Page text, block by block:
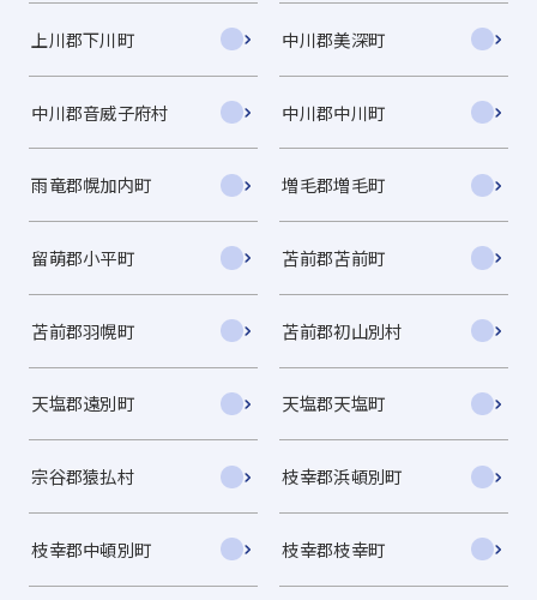
上川郡下川町 中川郡美深町
中川郡音威子府村 中川郡中川町
雨竜郡幌加内町 増毛郡増毛町
留萌郡小平町 苫前郡苫前町
苫前郡羽幌町 苫前郡初山別村
天塩郡遠別町 天塩郡天塩町
宗谷郡猿払村 枝幸郡浜頓別町
枝幸郡中頓別町 枝幸郡枝幸町